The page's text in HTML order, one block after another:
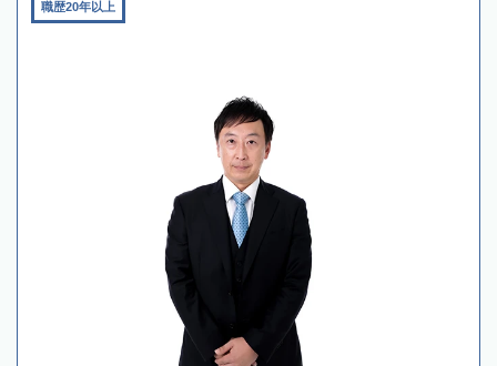
職歴20年以上